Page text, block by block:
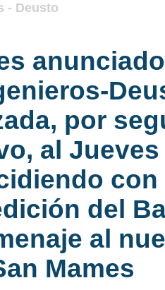
- Deusto
por
al Jueves
del
al
Mames